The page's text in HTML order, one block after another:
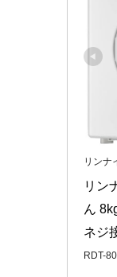
リンナ
リン
ん
ネジ
RDT-